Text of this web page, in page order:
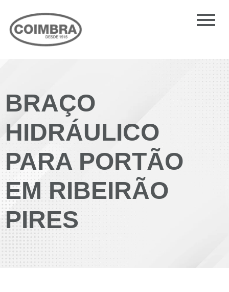
BRAÇO
HIDRÁULICO
PARA PORTÃO
EM RIBEIRÃO
PIRES